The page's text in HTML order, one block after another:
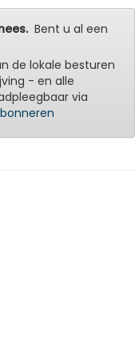
Bent u al een
de lokale besturen
- en alle
via